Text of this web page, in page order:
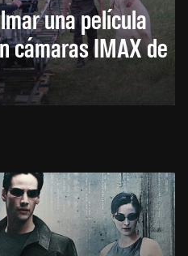
una película
cámaras IMAX de